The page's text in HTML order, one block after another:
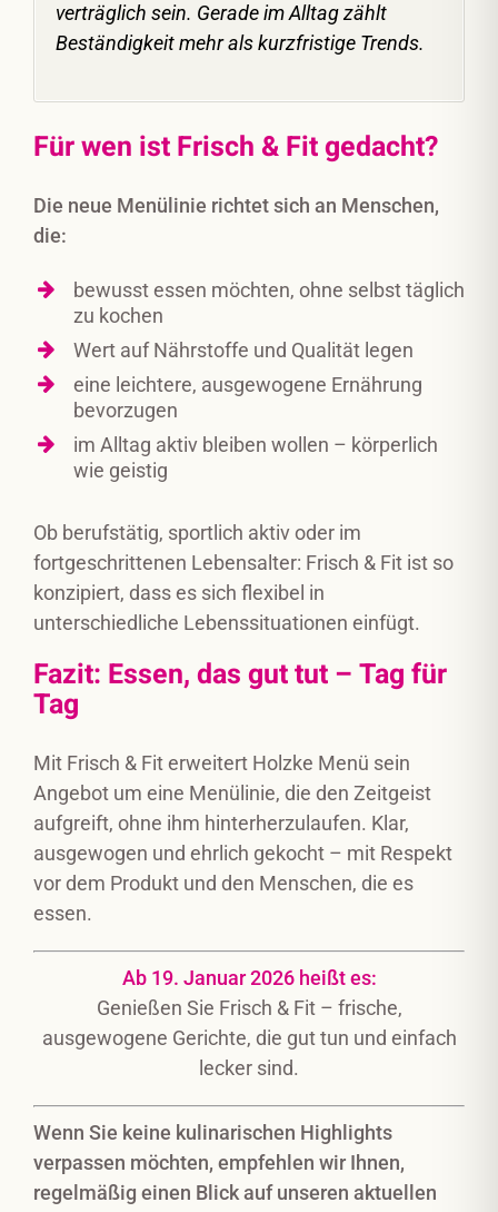
verträglich sein. Gerade im Alltag zählt
Beständigkeit mehr als kurzfristige Trends.
Für wen ist Frisch & Fit gedacht?
Die neue Menülinie richtet sich an Menschen,
die:
bewusst essen möchten, ohne selbst täglich
zu kochen
Wert auf Nährstoffe und Qualität legen
eine leichtere, ausgewogene Ernährung
bevorzugen
im Alltag aktiv bleiben wollen – körperlich
wie geistig
Ob berufstätig, sportlich aktiv oder im
fortgeschrittenen Lebensalter: Frisch & Fit ist so
konzipiert, dass es sich flexibel in
unterschiedliche Lebenssituationen einfügt.
Fazit: Essen, das gut tut – Tag für
Tag
Mit Frisch & Fit erweitert Holzke Menü sein
Angebot um eine Menülinie, die den Zeitgeist
aufgreift, ohne ihm hinterherzulaufen. Klar,
ausgewogen und ehrlich gekocht – mit Respekt
vor dem Produkt und den Menschen, die es
essen.
Ab 19. Januar 2026 heißt es:
Genießen Sie Frisch & Fit – frische,
ausgewogene Gerichte, die gut tun und einfach
lecker sind.
Wenn Sie keine kulinarischen Highlights
verpassen möchten, empfehlen wir Ihnen,
regelmäßig einen Blick auf unseren aktuellen